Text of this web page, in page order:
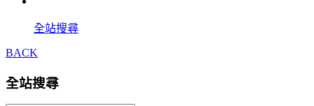
全站搜尋
BACK
全站搜尋